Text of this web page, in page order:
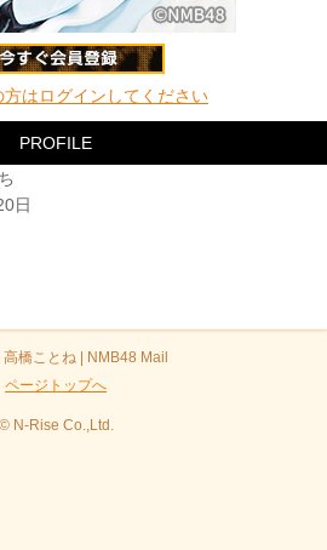
はログインしてください
PROFILE
日
橋ことね | NMB48 Mail
ページトップへ
© N-Rise Co.,Ltd.